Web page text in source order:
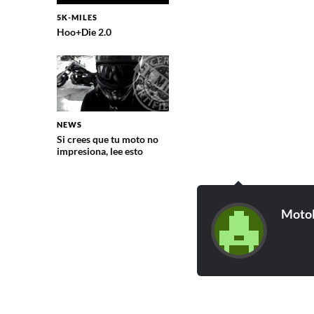
5K-MILES
Hoo+Die 2.0
NEWS
Si crees que tu moto no
impresiona, lee esto